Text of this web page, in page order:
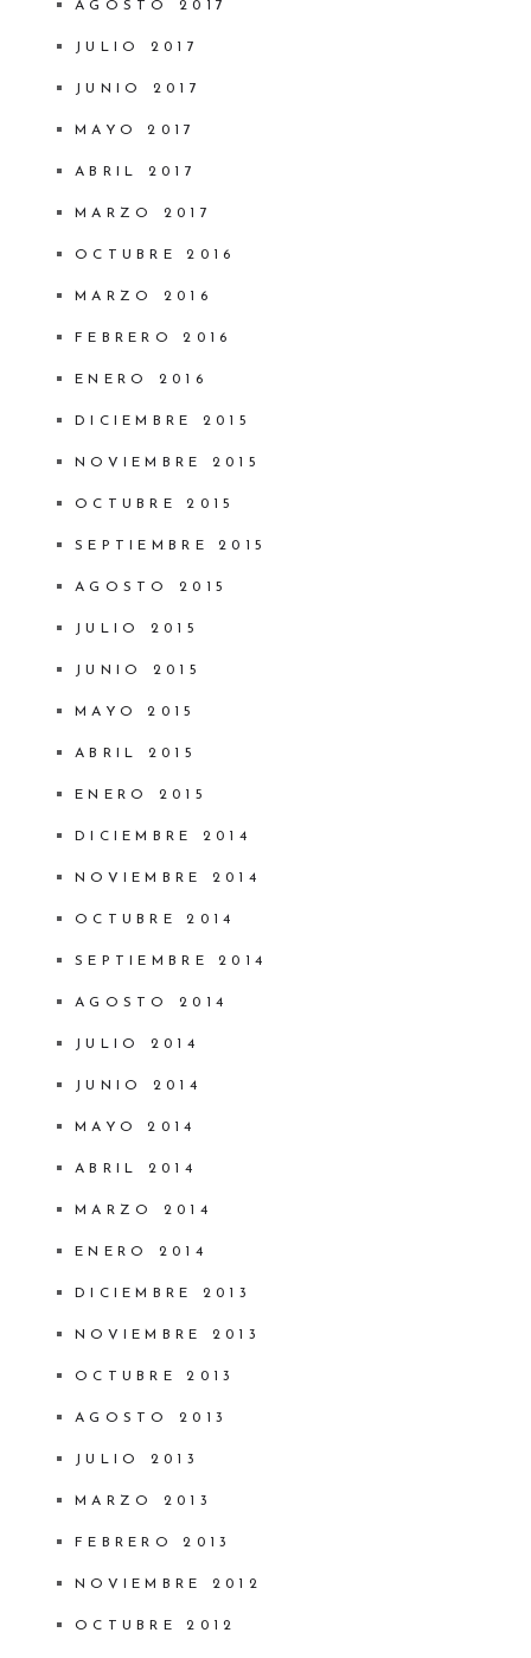
AGOSTO 2017
JULIO 2017
JUNIO 2017
MAYO 2017
ABRIL 2017
MARZO 2017
OCTUBRE 2016
MARZO 2016
FEBRERO 2016
ENERO 2016
DICIEMBRE 2015
NOVIEMBRE 2015
OCTUBRE 2015
SEPTIEMBRE 2015
AGOSTO 2015
JULIO 2015
JUNIO 2015
MAYO 2015
ABRIL 2015
ENERO 2015
DICIEMBRE 2014
NOVIEMBRE 2014
OCTUBRE 2014
SEPTIEMBRE 2014
AGOSTO 2014
JULIO 2014
JUNIO 2014
MAYO 2014
ABRIL 2014
MARZO 2014
ENERO 2014
DICIEMBRE 2013
NOVIEMBRE 2013
OCTUBRE 2013
AGOSTO 2013
JULIO 2013
MARZO 2013
FEBRERO 2013
NOVIEMBRE 2012
OCTUBRE 2012